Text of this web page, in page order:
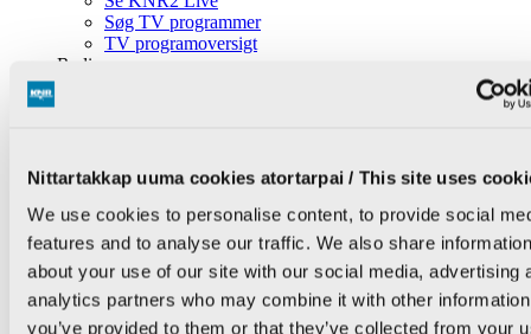
Nittartakkap uuma cookies atortarpai / This site uses
We use cookies to personalise content, to provide social
features and to analyse our traffic. We also share information
about your use of our site with our social media, advertising
analytics partners who may combine it with other
you’ve provided to them or that they’ve collected from your
Søg TV programmer
TV programoversigt
Radio
Radio programoversigt
Ledige stillinger
Drift
Om KNR
Nyheder om KNR
Ledige stillinger